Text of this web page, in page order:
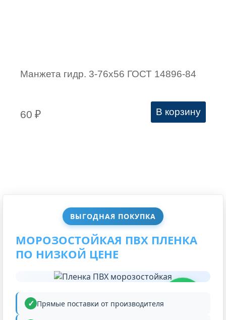
ВЫГОДНАЯ ПОКУПКА
МОРОЗОСТОЙКАЯ ПВХ ПЛЕНКА
ПО НИЗКОЙ ЦЕНЕ
Прямые поставки от производителя
Манжета гидр. 3-76х56 ГОСТ 14896-84
60 ₽ В корзину